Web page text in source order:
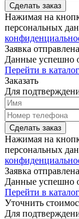
Сделать заказ
Нажимая на
персональных
Заявка отправлена
Данные успешно
Перейти в каталог
Заказать
Для
Сделать заказ
Нажимая на
персональных
Заявка отправлена
Данные успешно
Перейти в каталог
Уточнить
Для